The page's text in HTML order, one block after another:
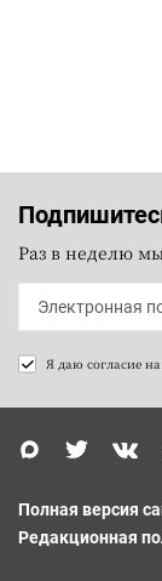
Раз в неделю
Я даю согласие на
Полная версия
Редакционная